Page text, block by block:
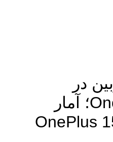
در
محصولات OnePlus؛ آمار